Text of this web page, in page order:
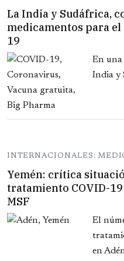
La India y Sudáfrica,
medicamentos para
19
En una
India y
INTERNACIONALES:
Yemén: crítica
tratamiento COVID-
MSF
El
en